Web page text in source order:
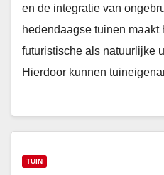
en de integratie van
hedendaagse tuinen maakt
futuristische als natuurlijke
Hierdoor kunnen
TUIN